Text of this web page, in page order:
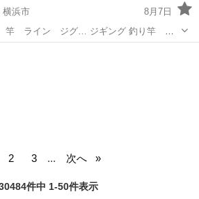
横浜市
8月7日
竿 ライン ジグ… ジギング 釣り竿
2 3 ... 次へ
件中 1-50件表示